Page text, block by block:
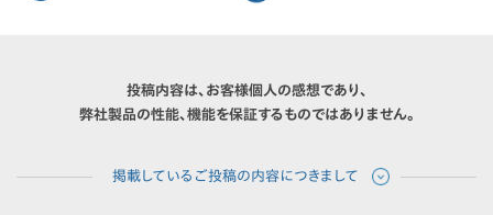
投稿内容は、お客様個人の感想であり、
弊社製品の性能、機能を保証するものではありません。